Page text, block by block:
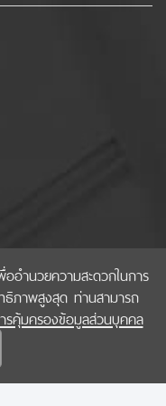
อำนวยความสะดวกในการ
ทธิภาพสูงสุด ท่านสามารถ
รคุ้มครองข้อมูลส่วนบุคคล
มวิทยาศาสตร์ วิจัยและนวัตกรรม
นบุคคล